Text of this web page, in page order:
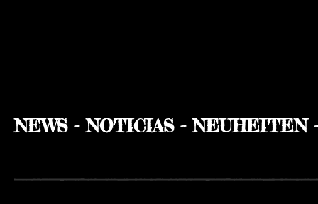
NEWS - NOTICIAS - NEUHEITEN